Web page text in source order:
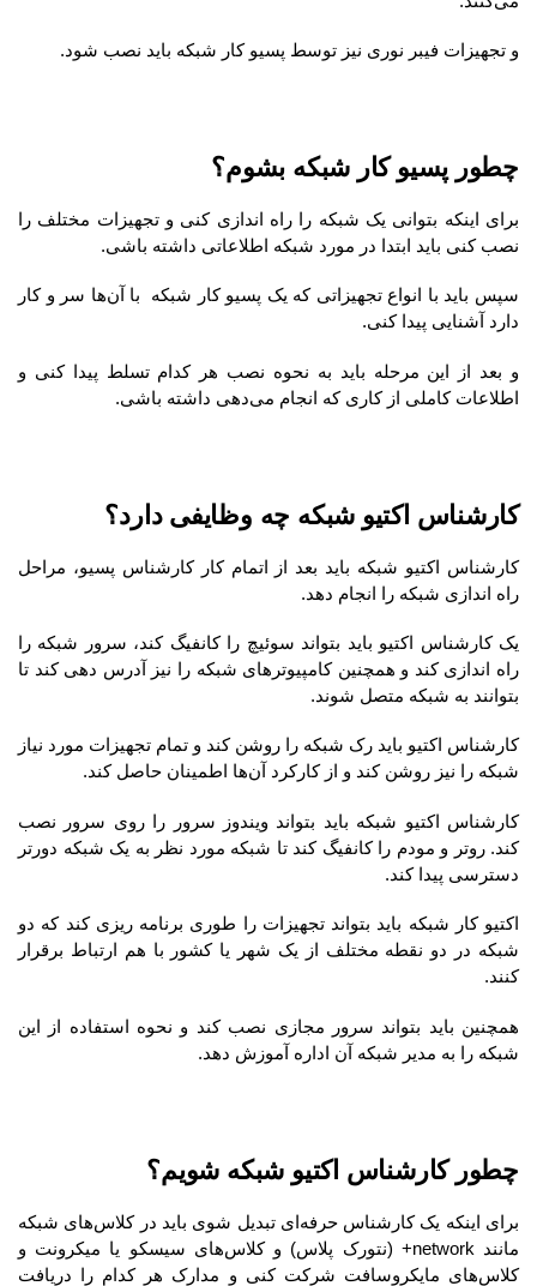
و تجهیزات فیبر نوری نیز توسط پسیو کار شبکه باید نصب شود.
چطور پسیو کار شبکه بشوم؟
برای اینکه بتوانی یک شبکه را راه اندازی کنی و تجهیزات مختلف را
نصب کنی باید ابتدا در مورد شبکه اطلاعاتی داشته باشی.
سپس باید با انواع تجهیزاتی که یک پسیو کار شبکه با آن‌ها سر و کار
دارد آشنایی پیدا کنی.
و بعد از این مرحله باید به نحوه نصب هر کدام تسلط پیدا کنی و
اطلاعات کاملی از کاری که انجام می‌دهی داشته باشی.
کارشناس اکتیو شبکه چه وظایفی دارد؟
کارشناس اکتیو شبکه باید بعد از اتمام کار کارشناس پسیو، مراحل
راه اندازی شبکه را انجام دهد.
یک کارشناس اکتیو باید بتواند سوئیچ را کانفیگ کند، سرور شبکه را
راه اندازی کند و همچنین کامپیوترهای شبکه را نیز آدرس دهی کند تا
بتوانند به شبکه متصل شوند.
کارشناس اکتیو باید رک شبکه را روشن کند و تمام تجهیزات مورد نیاز
شبکه را نیز روشن کند و از کارکرد آن‌ها اطمینان حاصل کند.
کارشناس اکتیو شبکه باید بتواند ویندوز سرور را روی سرور نصب
کند. روتر و مودم را کانفیگ کند تا شبکه مورد نظر به یک شبکه دورتر
دسترسی پیدا کند.
اکتیو کار شبکه باید بتواند تجهیزات را طوری برنامه ریزی کند که دو
شبکه در دو نقطه مختلف از یک شهر یا کشور با هم ارتباط برقرار
کنند.
همچنین باید بتواند سرور مجازی نصب کند و نحوه استفاده از این
شبکه را به مدیر شبکه آن اداره آموزش دهد.
چطور کارشناس اکتیو شبکه شویم؟
برای اینکه یک کارشناس حرفه‌ای تبدیل شوی باید در کلاس‌های شبکه
مانند network+ (نتورک پلاس) و کلاس‌های سیسکو یا میکرونت و
کلاس‌های مایکروسافت شرکت کنی و مدارک هر کدام را دریافت